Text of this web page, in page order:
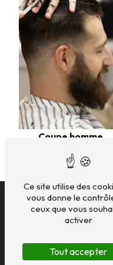
Coupe homme
5 Av. Albert
01 47 51 20 83
Ce site utilise des
vous donne le
ceux que vous
activer
Tout accepter